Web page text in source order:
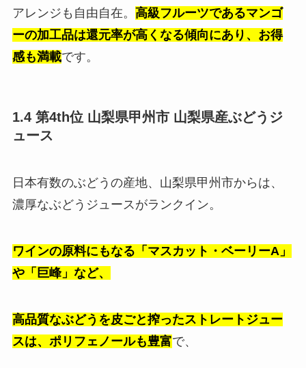
アレンジも自由自在。 高級フルーツであるマンゴ
ーの加工品は還元率が高くなる傾向にあり、お得
感も満載です。
1.4 第4th位 山梨県甲州市 山梨県産ぶどうジ
ュース
日本有数のぶどうの産地、山梨県甲州市からは、
濃厚なぶどうジュースがランクイン。
ワインの原料にもなる「マスカット・ベーリーA」
や「巨峰」など、
高品質なぶどうを皮ごと搾ったストレートジュー
スは、ポリフェノールも豊富で、